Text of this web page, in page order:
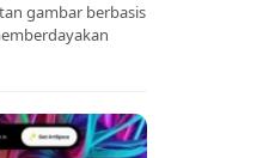
gambar berbasis